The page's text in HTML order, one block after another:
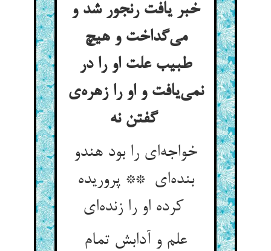
خبر یافت رنجور شد و
می‌گداخت و هیچ
طبیب علت او را در
نمی‌یافت و او را زهره‌ی
گفتن نه
خواجه‌ای را بود هندو
بنده‌ای ** پروریده
علم و آدابش تمام